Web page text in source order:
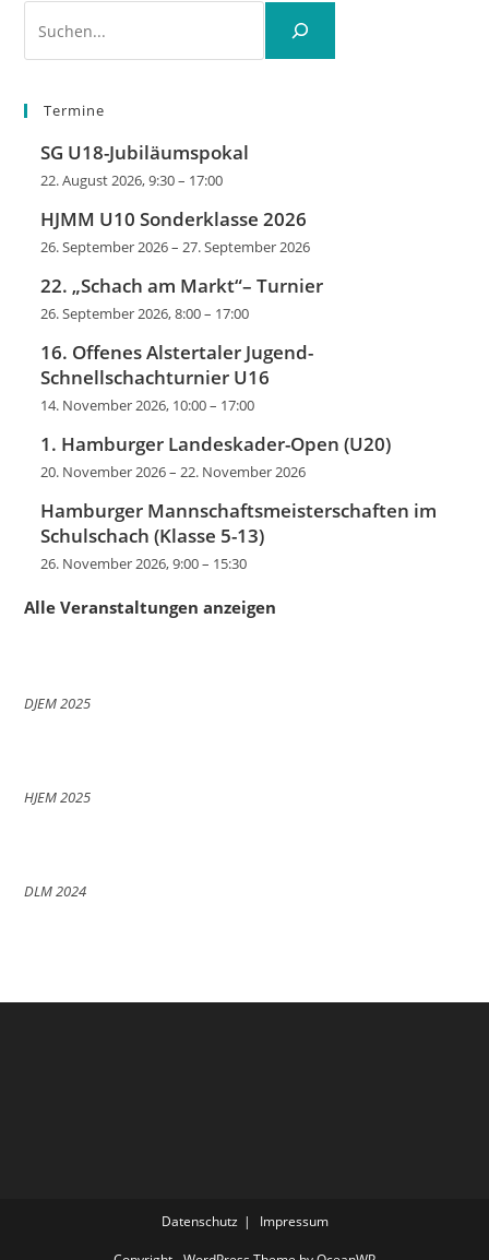
Termine
SG U18-Jubiläumspokal
22. August 2026, 9:30– 17:00
HJMM U10 Sonderklasse 2026
26. September 2026–27. September 2026
22. „Schach am Markt“– Turnier
26. September 2026, 8:00– 17:00
16. Offenes Alstertaler Jugend-
Schnellschachturnier U16
14. November 2026, 10:00– 17:00
1. Hamburger Landeskader-Open (U20)
20. November 2026–22. November 2026
Hamburger Mannschaftsmeisterschaften im
Schulschach (Klasse 5-13)
26. November 2026, 9:00– 15:30
Alle Veranstaltungen anzeigen
DJEM 2025
HJEM 2025
DLM 2024
Datenschutz Impressum